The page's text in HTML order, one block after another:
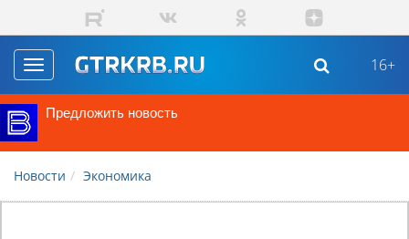
Перейти к основному содержанию
Toggle
navigation
16+
Предложить новость
Новости Экономика